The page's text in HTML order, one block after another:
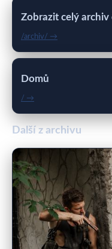
Zobrazit celý
/archiv/ →
Domů
/ →
Další z archivu